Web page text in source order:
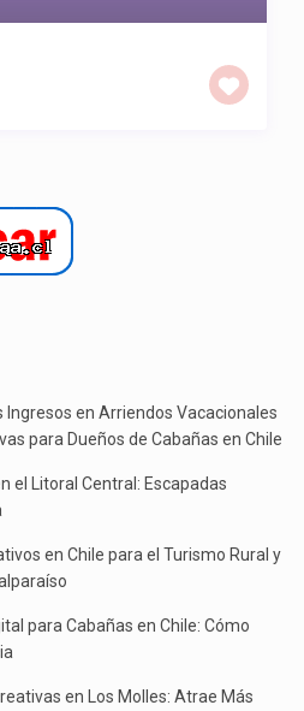
en Arriendos Vacacionales
para Dueños de Cabañas en Chile
el Litoral Central: Escapadas
en Chile para el Turismo Rural y
para Cabañas en Chile: Cómo
en Los Molles: Atrae Más